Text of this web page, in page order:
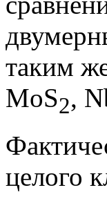
таким
MoS2,
целого